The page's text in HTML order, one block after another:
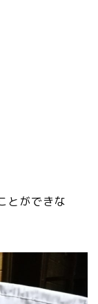
とができな